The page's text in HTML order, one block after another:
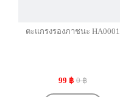
ตะแกรงรองภาชนะ HA0001
99 ฿ 0 ฿